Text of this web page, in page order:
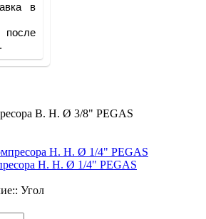
в
после
В. Н. Ø 3/8" PEGAS
Н. Н. Ø 1/4" PEGAS
Угол